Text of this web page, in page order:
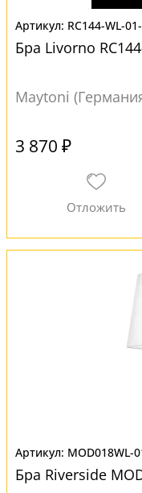
RC144-WL-
Бра Livorno
Maytoni
3 870 ₽
MOD018WL-
Бра Riverside